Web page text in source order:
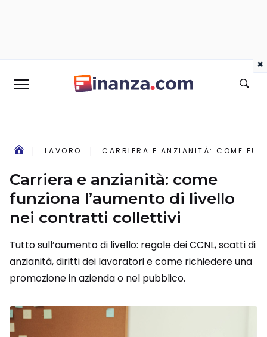
LAVORO CARRIERA E ANZIANITÀ: COME
Carriera e anzianità: come
funziona l’aumento di livello
nei contratti collettivi
Tutto sull’aumento di livello: regole dei CCNL, scatti di
anzianità, diritti dei lavoratori e come richiedere una
promozione in azienda o nel pubblico.
×